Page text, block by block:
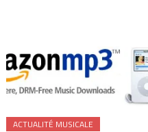
ACTUALITÉ MUSICALE